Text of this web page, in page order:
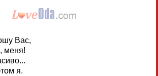
Вас,
меня!
я.